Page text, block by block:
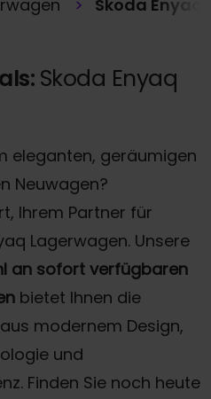
Škoda Enyaq
Skoda Enyaq
eleganten, geräumigen
Neuwagen?
Ihrem Partner für
Lagerwagen. Unsere
an sofort verfügbaren
bietet Ihnen die
modernem Design,
und
Finden Sie noch heute